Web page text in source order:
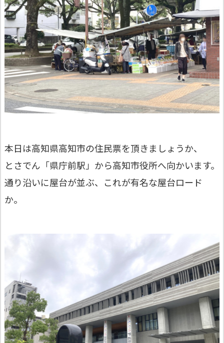
本日は高知県高知市の住民票を頂きましょうか、
とさでん「県庁前駅」から高知市役所へ向かいます。
通り沿いに屋台が並ぶ、これが有名な屋台ロード
か。